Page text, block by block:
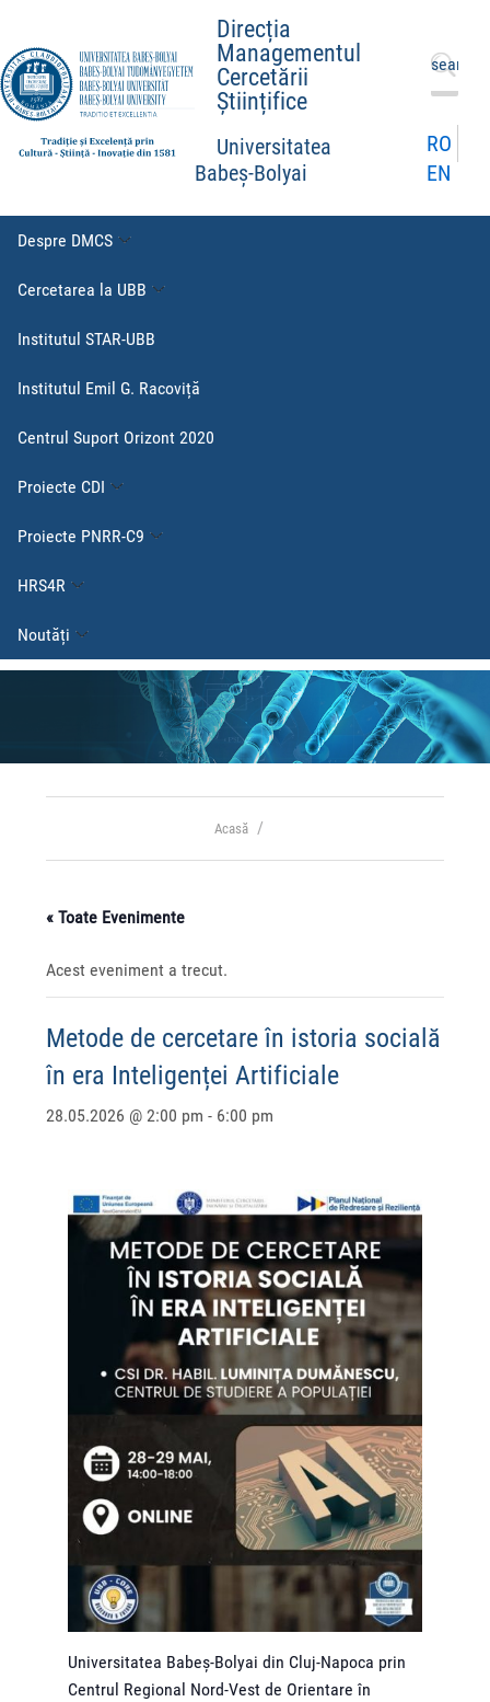
Direcția
Managementul
Cercetării
Științifice
Universitatea
Babeș-Bolyai
Caută
după:
RO
EN
Despre DMCS
Cercetarea la UBB
Institutul STAR-UBB
Institutul Emil G. Racoviță
Centrul Suport Orizont 2020
Proiecte CDI
Proiecte PNRR-C9
HRS4R
Noutăți
Acasă
« Toate Evenimente
Acest eveniment a trecut.
Metode de cercetare în istoria socială
în era Inteligenței Artificiale
28.05.2026 @ 2:00 pm - 6:00 pm
Universitatea Babeș-Bolyai din Cluj-Napoca prin
Centrul Regional Nord-Vest de Orientare în